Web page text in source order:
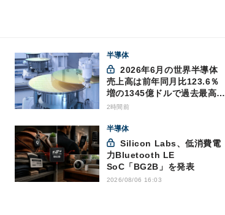
半導体
2026年6月の世界半導体
売上高は前年同月比123.6％
増の1345億ドルで過去最高更
新 SIA調べ
2時間前
半導体
Silicon Labs、低消費電
力Bluetooth LE
SoC「BG2B」を発表
2026/08/06 16:03